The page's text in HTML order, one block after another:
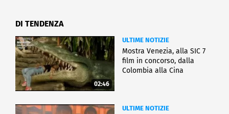
DI TENDENZA
02:46
ULTIME NOTIZIE
Mostra Venezia, alla SIC 7
film in concorso, dalla
Colombia alla Cina
ULTIME NOTIZIE